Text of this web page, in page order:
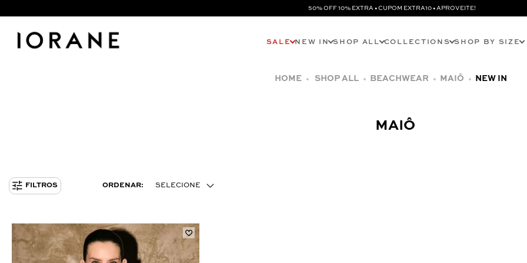
50% OFF 10% EXTRA • CUPOM EXTRA10 • APROVEITE!
SALE NEW IN SHOP ALL COLLECTIONS SHOP BY SIZE
SHOP ALL BEACHWEAR MAIÔ NEW IN
MAIÔ
FILTROS ORDENAR: SELECIONE
MAIOR PREÇO
MAIS VENDIDOS